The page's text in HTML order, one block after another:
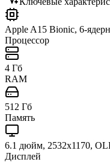
Apple A15 Bionic, 6-
Процессор
4 Гб
RAM
512 Гб
Память
6.1 дюйм, 2532x1170,
Дисплей